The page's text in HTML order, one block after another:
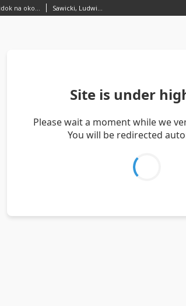
Kraków - Zwierzyniec, stanowisko 1 : widok na okolicę Sawicki, Ludwik (1893–1972)